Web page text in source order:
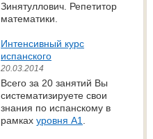
Зинятуллович. Репетитор
математики.
Интенсивный курс
испанского
20.03.2014
Всего за 20 занятий Вы
систематизируете свои
знания по испанскому в
рамках уровня А1